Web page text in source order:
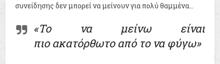
συνείδησης δεν μπορεί να μείνουν για πολύ θαμμένα...
«Το να μείνω είναι
πιο ακατόρθωτο από το να φύγω»